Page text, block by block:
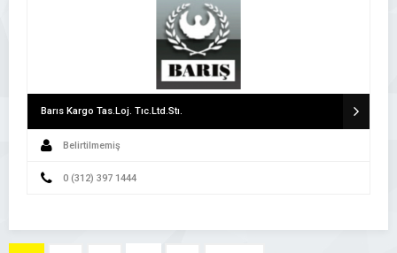
Barıs Kargo Tas.Loj. Tıc.Ltd.Stı.
Belirtilmemiş
0 (312) 397 1444